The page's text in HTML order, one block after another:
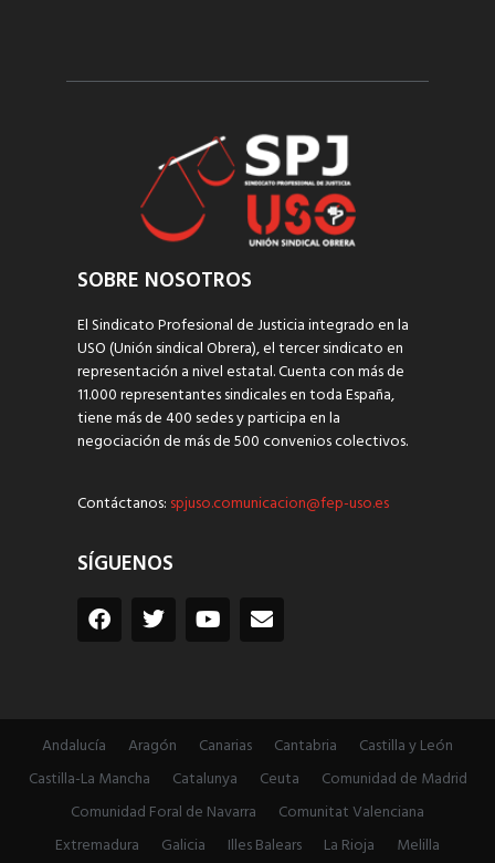
SOBRE NOSOTROS
El Sindicato Profesional de Justicia integrado en la
USO (Unión sindical Obrera), el tercer sindicato en
representación a nivel estatal. Cuenta con más de
11.000 representantes sindicales en toda España,
tiene más de 400 sedes y participa en la
negociación de más de 500 convenios colectivos.
Contáctanos: spjuso.comunicacion@fep-uso.es
SÍGUENOS
Andalucía Aragón Canarias Cantabria
Castilla y León
Castilla-La Mancha
Catalunya Ceuta
Comunidad de Madrid
Comunidad Foral de Navarra
Comunitat Valenciana
Extremadura
Galicia Illes Balears La Rioja Melilla